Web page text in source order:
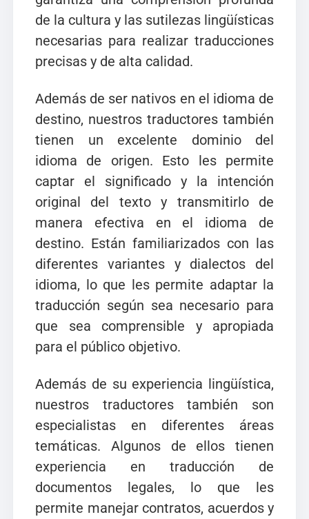
de la cultura y las sutilezas lingüísticas
necesarias para realizar traducciones
precisas y de alta calidad.
Además de ser nativos en el idioma de
destino, nuestros traductores también
tienen un excelente dominio del
idioma de origen. Esto les permite
captar el significado y la intención
original del texto y transmitirlo de
manera efectiva en el idioma de
destino. Están familiarizados con las
diferentes variantes y dialectos del
idioma, lo que les permite adaptar la
traducción según sea necesario para
que sea comprensible y apropiada
para el público objetivo.
Además de su experiencia lingüística,
nuestros traductores también son
especialistas en diferentes áreas
temáticas. Algunos de ellos tienen
experiencia en traducción de
documentos legales, lo que les
permite manejar contratos, acuerdos y